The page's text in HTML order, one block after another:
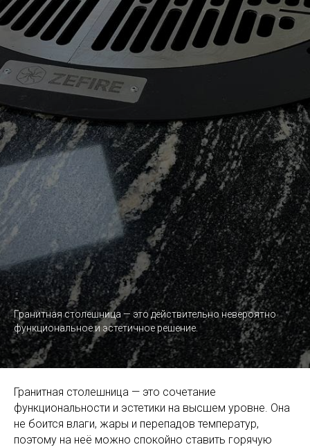
Гранитная столешница — это действительно невероятно
функциональное и эстетичное решение.
Гранитная столешница — это сочетание
функциональности и эстетики на высшем уровне. Она
не боится влаги, жары и перепадов температур,
поэтому на неё можно спокойно ставить горячую